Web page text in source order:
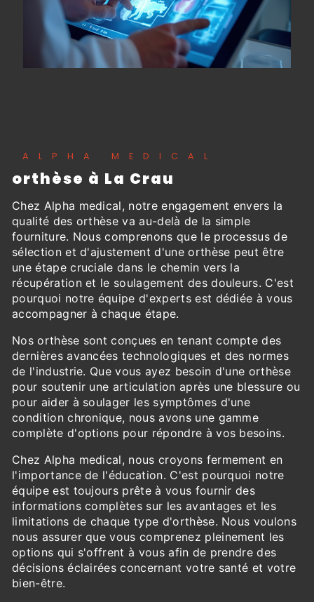
ALPHA MEDICAL
orthèse à La Crau
Chez Alpha medical, notre engagement envers la
qualité des orthèse va au-delà de la simple
fourniture. Nous comprenons que le processus de
sélection et d'ajustement d'une orthèse peut être
une étape cruciale dans le chemin vers la
récupération et le soulagement des douleurs. C'est
pourquoi notre équipe d'experts est dédiée à vous
accompagner à chaque étape.
Nos orthèse sont conçues en tenant compte des
dernières avancées technologiques et des normes
de l'industrie. Que vous ayez besoin d'une orthèse
pour soutenir une articulation après une blessure ou
pour aider à soulager les symptômes d'une
condition chronique, nous avons une gamme
complète d'options pour répondre à vos besoins.
Chez Alpha medical, nous croyons fermement en
l'importance de l'éducation. C'est pourquoi notre
équipe est toujours prête à vous fournir des
informations complètes sur les avantages et les
limitations de chaque type d'orthèse. Nous voulons
nous assurer que vous comprenez pleinement les
options qui s'offrent à vous afin de prendre des
décisions éclairées concernant votre santé et votre
bien-être.